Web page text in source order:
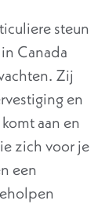
steun
Canada
Zij
en
aan en
zich voor je
een